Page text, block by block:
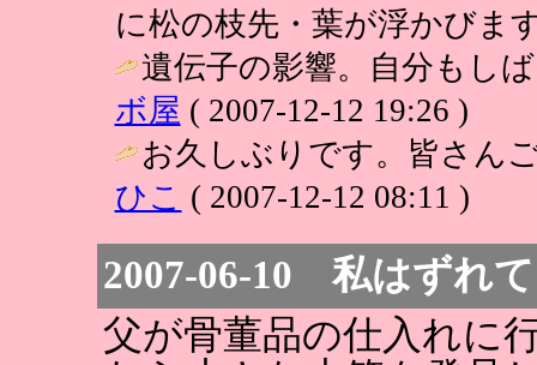
に松の枝先・葉が浮かびま
遺伝子の影響。自分もし
ボ屋 ( 2007-12-12 19:26 )
お久しぶりです。皆さん
ひこ ( 2007-12-12 08:11 )
2007-06-10 私はずれ
父が骨董品の仕入れに